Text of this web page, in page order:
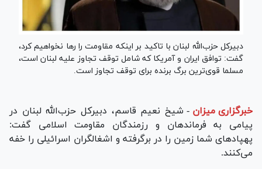
دبیرکل حزب‌الله لبنان با تاکید بر اینکه مقاومت را رها نخواهیم کرد،
گفت: توافق ایران و آمریکا که شامل توقف تجاوز علیه لبنان است،
مسلما قوی‌ترین برگ برنده برای توقف تجاوز است.
خبرگزاری میزان - شیخ نعیم قاسم، دبیرکل حزب‌الله لبنان در
پیامی به فرماندهان و رزمندگان مقاومت اسلامی گفت:
پهپادهای شما زمین را در برگرفته و اشغالگران اسرائیلی را خفه
می‌کنند.